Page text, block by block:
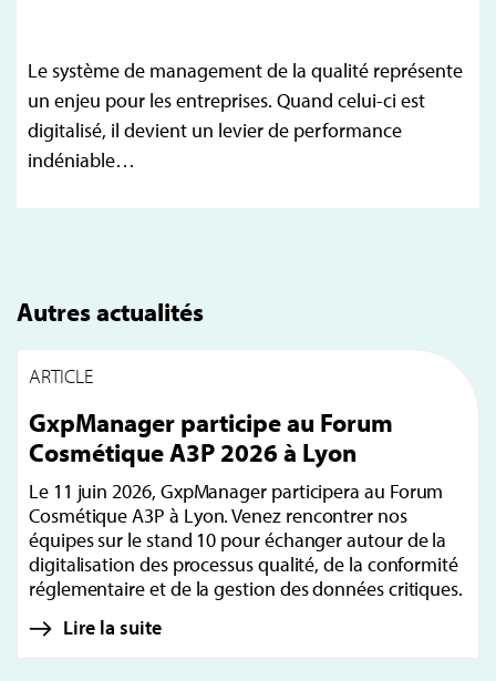
Le système de management de la qualité représente
un enjeu pour les entreprises. Quand celui-ci est
digitalisé, il devient un levier de performance
indéniable…
Autres actualités
ARTICLE
GxpManager participe au Forum
Cosmétique A3P 2026 à Lyon
Le 11 juin 2026, GxpManager participera au Forum
Cosmétique A3P à Lyon. Venez rencontrer nos
équipes sur le stand 10 pour échanger autour de la
digitalisation des processus qualité, de la conformité
réglementaire et de la gestion des données critiques.
Lire la suite